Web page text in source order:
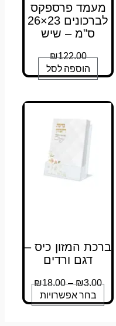
מעמד פרספקס
לברכונים 23×26
ס"מ – שיש
₪122.00
הוספה לסל
ברכת המזון כיס –
דגם ורדים
₪3.00
–
₪18.00
בחר אפשרויות